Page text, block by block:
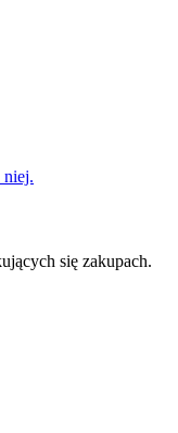
niej.
się zakupach.